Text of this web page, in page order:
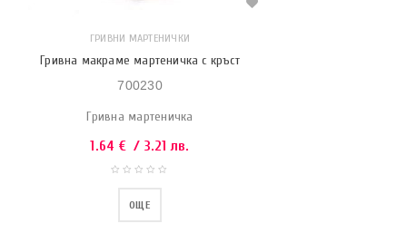
ГРИВНИ МАРТЕНИЧКИ
Гривна макраме мартеничка с кръст
700230
Гривна мартеничка
1.64 € / 3.21 лв.
ОЩЕ